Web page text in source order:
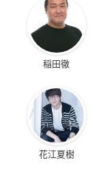
稲田徹
花江夏樹